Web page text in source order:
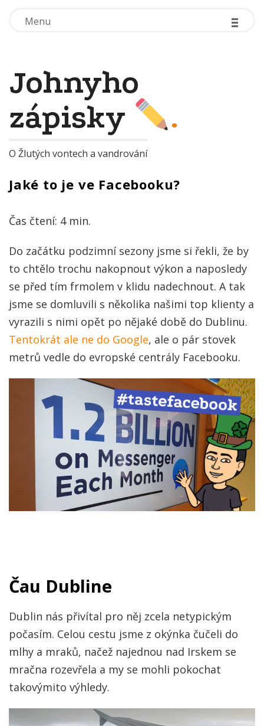
Menu -
-
-
Menu -
-
-
Johnyho
zápisky
.
O Žlutých vontech a vandrování
Jaké to je ve Facebooku?
Čas čtení: 4 min.
Do začátku podzimní sezony jsme si řekli, že by
to chtělo trochu nakopnout výkon a naposledy
se před tím frmolem v klidu nadechnout. A tak
jsme se domluvili s několika našimi top klienty a
vyrazili s nimi opět po nějaké době do Dublinu.
Tentokrát ale ne do Google, ale o pár stovek
metrů vedle do evropské centrály Facebooku.
Čau Dubline
Dublin nás přivítal pro něj zcela netypickým
počasím. Celou cestu jsme z okýnka čučeli do
mlhy a mraků, načež najednou nad Irskem se
mračna rozevřela a my se mohli pokochat
takovýmito výhledy.